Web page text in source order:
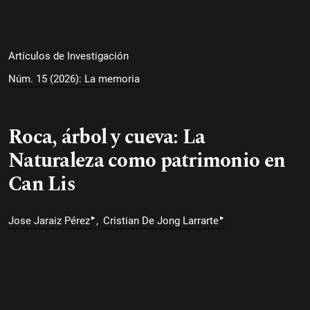
Artículos de Investigación
Núm. 15 (2026): La memoria
Roca, árbol y cueva: La
Naturaleza como patrimonio en
Can Lis
Jose Jaraiz Pérez▸ Cristian De Jong Larrarte▸